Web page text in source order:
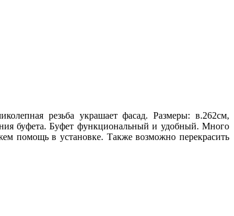
резьба украшает фасад. Размеры: в.262см,
буфета. Буфет функциональный и удобный. Много
помощь в установке. Также возможно перекрасить